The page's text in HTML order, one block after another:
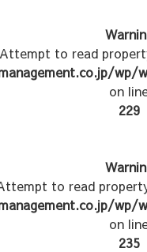
to read
on
229
to read
on
235